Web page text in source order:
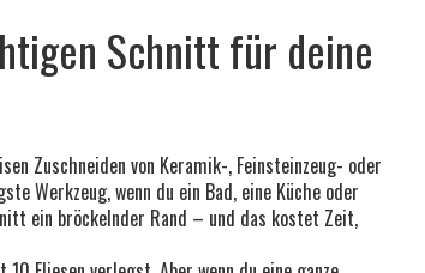
Schnitt für deine
Zuschneiden von Keramik-, Feinsteinzeug- oder
Werkzeug, wenn du ein Bad, eine Küche oder
ein bröckelnder Rand – und das kostet Zeit,